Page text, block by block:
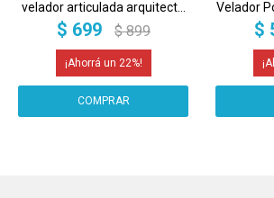
velador articulada arquitecto
con morsa pinza IMBACK
$ 699 $ 899
22
Velador
$